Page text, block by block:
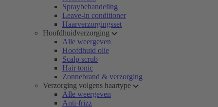
Spraybehandeling
Leave-in conditioner
Haarverzorgingsset
Hoofdhuidverzorging
Alle weergeven
Hoofdhuid olie
Scalp scrub
Hair tonic
Zonnebrand & verzorging
Verzorging volgens haartype
Alle weergeven
Anti-frizz